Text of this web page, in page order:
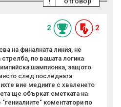
2 2
на финалната линия, не
по вашата логика
шампионка, защото
след последната
вие медиите с хваленето
ще объркат сметката на
коментатори по